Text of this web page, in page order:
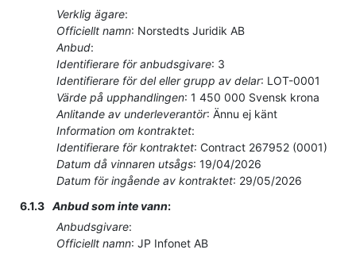
Verklig ägare:
Officiellt namn: Norstedts Juridik AB
Anbud:
Identifierare för anbudsgivare: 3
Identifierare för del eller grupp av delar: LOT-0001
Värde på upphandlingen: 1 450 000 Svensk krona
Anlitande av underleverantör: Ännu ej känt
Information om kontraktet:
Identifierare för kontraktet: Contract 267952 (0001)
Datum då vinnaren utsågs: 19/04/2026
Datum för ingående av kontraktet: 29/05/2026
6.1.3 Anbud som inte vann:
Anbudsgivare:
Officiellt namn: JP Infonet AB